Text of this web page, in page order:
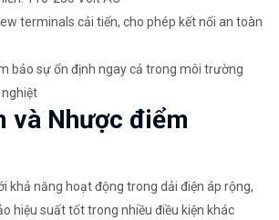
terminals cải tiến, cho phép kết nối an toàn
bảo sự ổn định ngay cả trong môi trường
và Nhược điểm
khả năng hoạt động trong dải điện áp rộng,
hiệu suất tốt trong nhiều điều kiện khác